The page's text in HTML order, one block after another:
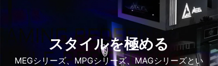
スタイルを極める
MEGシリーズ、MPGシリーズ、MAGシリーズとい